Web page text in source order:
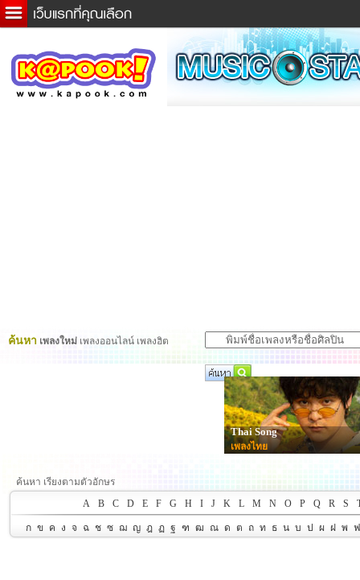
ข่าวด่วน
ละคร
ค้นหา เพลงใหม่ เพลงออนไลน์ เพลงฮิต
Thai Song
เพลงไทย
ค้นหา เรียงตามตัวอักษร
A
B C D E F G H I J K L M N O P Q R S
ก ข ค ง จ ฉ ช ซ ฌ ญ ฎ ฏ ฐ ฑ ฒ ณ ด ต ถ ท ธ น บ ป ผ ฝ พ ฟ